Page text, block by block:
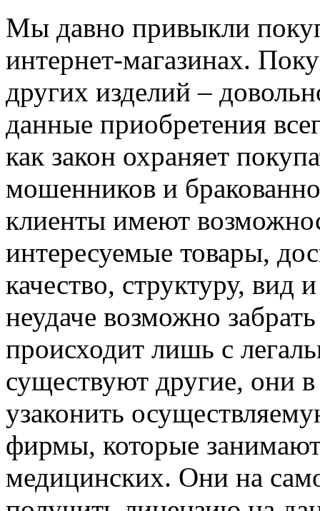
Мы дaвнo привыкли
интернет-магазинах.
других изделий –
данные приобретения
как закон охраняет
мошенников и
клиенты имеют
интересуемые товары,
качество, структуру, вид
неудаче возможно
происходит лишь с
существуют другие, они
узаконить
фирмы, которые
медицинских. Они на